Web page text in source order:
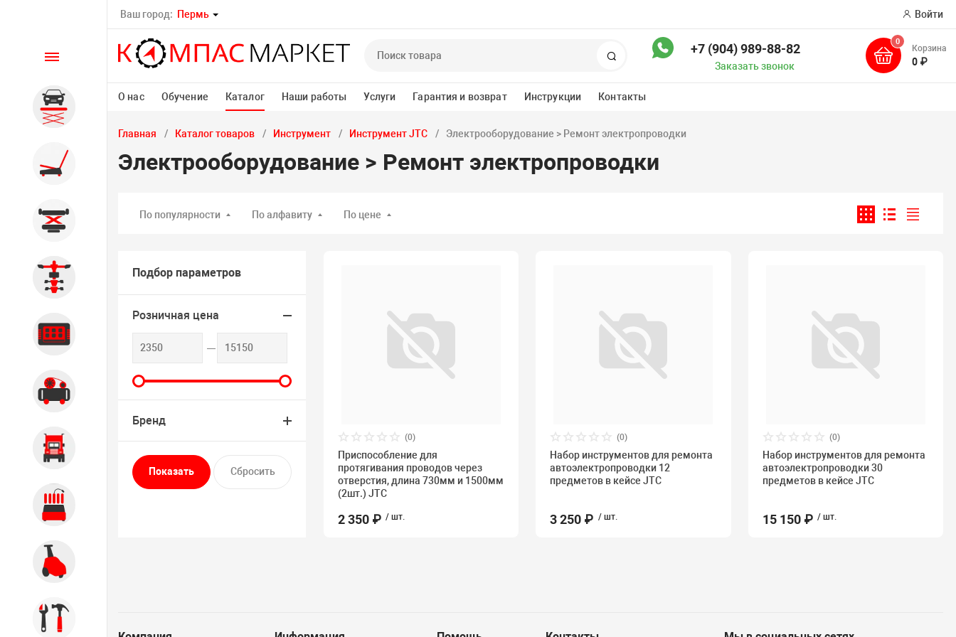
Ваш город: Пермь Войти
Поиск +7 (904) 989-88-82
Заказать звонок
0
Корзина
0 ₽
О нас Обучение Каталог Наши работы Услуги Гарантия и возврат Инструкции Контакты
Каталог
Автомобильные подъемники
Шиномонтажное
оборудование
Общегаражное
Стенды сход-развал
Диагностика
Компрессорное оборудование
Главная Каталог товаров Инструмент Инструмент JTC Электрооборудование > Ремонт электропроводки
Электрооборудование > Ремонт электропроводки
По популярности По алфавиту По цене
Подбор параметров
Розничная цена
Бренд
(0)
Приспособление для
протягивания проводов через
отверстия, длина 730мм и 1500мм
(2шт.) JTC
2 350 ₽ / шт.
(0)
Набор инструментов для ремонта
автоэлектропроводки 12
предметов в кейсе JTC
3 250 ₽ / шт.
(0)
Набор инструментов для ремонта
автоэлектропроводки 30
предметов в кейсе JTC
15 150 ₽ / шт.